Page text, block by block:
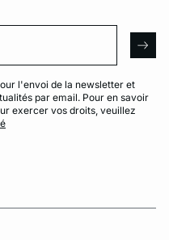
l'envoi de la newsletter et
par email. Pour en savoir
exercer vos droits, veuillez